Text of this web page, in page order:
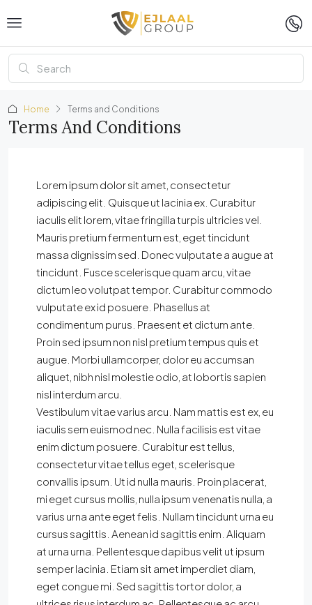
Home Terms and Conditions
Terms And Conditions
Lorem ipsum dolor sit amet, consectetur
adipiscing elit. Quisque ut lacinia ex. Curabitur
iaculis elit lorem, vitae fringilla turpis ultricies vel.
Mauris pretium fermentum est, eget tincidunt
massa dignissim sed. Donec vulputate a augue at
tincidunt. Fusce scelerisque quam arcu, vitae
dictum leo volutpat tempor. Curabitur commodo
vulputate ex id posuere. Phasellus at
condimentum purus. Praesent et dictum ante.
Proin sed ipsum non nisl pretium tempus quis et
augue. Morbi ullamcorper, dolor eu accumsan
aliquet, nibh nisl molestie odio, at lobortis sapien
nisl interdum arcu.
Vestibulum vitae varius arcu. Nam mattis est ex, eu
iaculis sem euismod nec. Nulla facilisis est vitae
enim dictum posuere. Curabitur est tellus,
consectetur vitae tellus eget, scelerisque
convallis ipsum. Ut id nulla mauris. Proin placerat,
mi eget cursus mollis, nulla ipsum venenatis nulla, a
varius urna ante eget felis. Nullam tincidunt urna eu
cursus sagittis. Aenean id sagittis enim. Aliquam
at urna urna. Pellentesque dapibus velit ut ipsum
semper lacinia. Etiam sit amet imperdiet diam,
eget congue mi. Sed sagittis tortor dolor, a